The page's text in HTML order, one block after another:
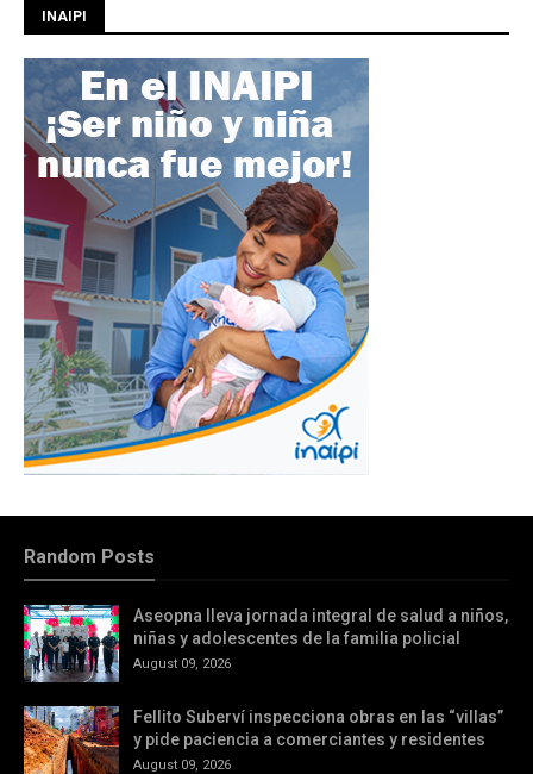
INAIPI
Random Posts
Aseopna lleva jornada integral de salud a niños,
niñas y adolescentes de la familia policial
August 09, 2026
Fellito Suberví inspecciona obras en las “villas”
y pide paciencia a comerciantes y residentes
August 09, 2026